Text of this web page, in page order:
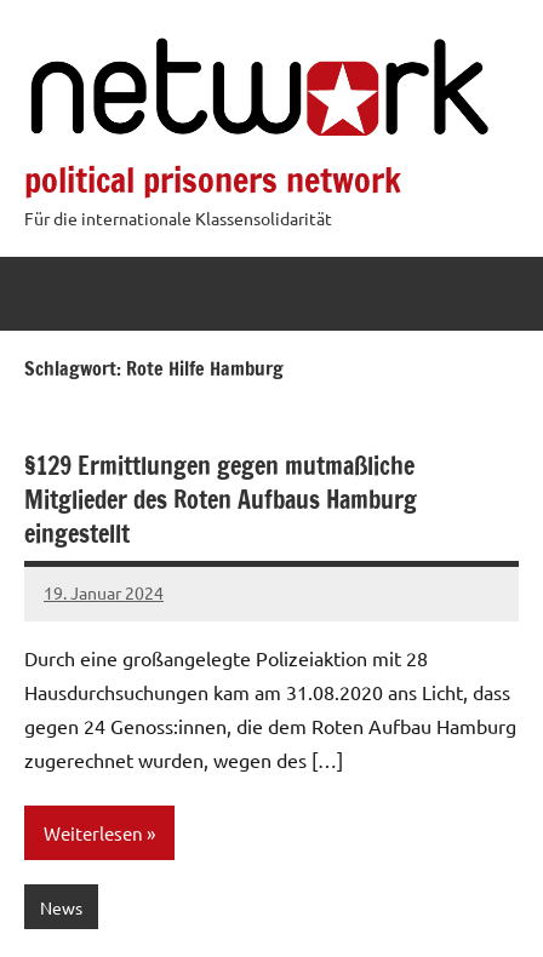
springen
political prisoners network
Für die internationale Klassensolidarität
Schlagwort: Rote Hilfe Hamburg
§129 Ermittlungen gegen mutmaßliche
Mitglieder des Roten Aufbaus Hamburg
eingestellt
19. Januar 2024
network
Durch eine großangelegte Polizeiaktion mit 28
Hausdurchsuchungen kam am 31.08.2020 ans Licht, dass
gegen 24 Genoss:innen, die dem Roten Aufbau Hamburg
zugerechnet wurden, wegen des […]
Weiterlesen
News